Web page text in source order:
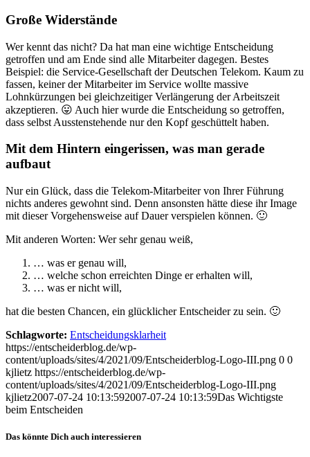
Große Widerstände
Wer kennt das nicht? Da hat man eine wichtige Entscheidung
getroffen und am Ende sind alle Mitarbeiter dagegen. Bestes
Beispiel: die Service-Gesellschaft der Deutschen Telekom. Kaum zu
fassen, keiner der Mitarbeiter im Service wollte massive
Lohnkürzungen bei gleichzeitiger Verlängerung der Arbeitszeit
akzeptieren. 😛 Auch hier wurde die Entscheidung so getroffen,
dass selbst Ausstenstehende nur den Kopf geschüttelt haben.
Mit dem Hintern eingerissen, was man gerade
aufbaut
Nur ein Glück, dass die Telekom-Mitarbeiter von Ihrer Führung
nichts anderes gewohnt sind. Denn ansonsten hätte diese ihr Image
mit dieser Vorgehensweise auf Dauer verspielen können. 🙂
Mit anderen Worten: Wer sehr genau weiß,
… was er genau will,
… welche schon erreichten Dinge er erhalten will,
… was er nicht will,
hat die besten Chancen, ein glücklicher Entscheider zu sein. 🙂
Schlagworte: Entscheidungsklarheit
https://entscheiderblog.de/wp-
content/uploads/sites/4/2021/09/Entscheiderblog-Logo-III.png 0 0
kjlietz https://entscheiderblog.de/wp-
content/uploads/sites/4/2021/09/Entscheiderblog-Logo-III.png
kjlietz2007-07-24 10:13:592007-07-24 10:13:59Das Wichtigste
beim Entscheiden
Das könnte Dich auch interessieren